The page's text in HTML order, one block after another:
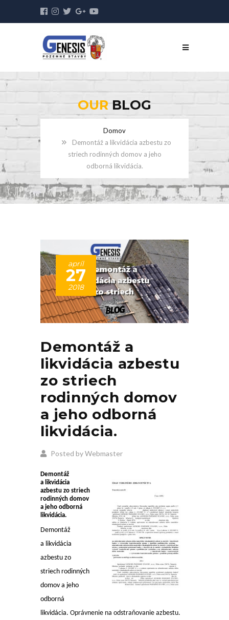
OURBLOG
Domov
Demontáž a likvidácia azbestu zo
striech rodinných domov a jeho
odborná likvidácia.
apríl
27
2018
Demontáž a
likvidácia azbestu
zo striech
rodinných domov
a jeho odborná
likvidácia.
Posted by Webmaster
Demontáž
a likvidácia
azbestu zo striech
rodinných domov
a jeho odborná
likvidácia.
Demontáž
a likvidácia
azbestu zo
striech rodinných
domov a jeho
odborná
likvidácia. Oprávnenie na odstraňovanie azbestu.